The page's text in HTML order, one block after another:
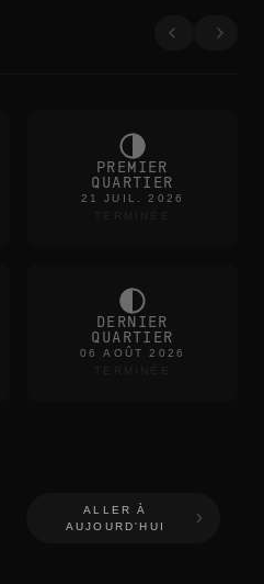
PREMIER
QUARTIER
21 JUIL. 2026
DERNIER
QUARTIER
06 AOÛT 2026
ALLER À
AUJOURD'HUI